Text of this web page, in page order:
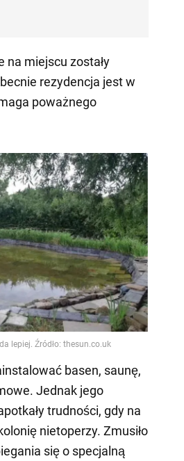
na miejscu zostały
rezydencja jest w
poważnego
basen, saunę,
Jednak jego
trudności, gdy na
nietoperzy. Zmusiło
się o specjalną